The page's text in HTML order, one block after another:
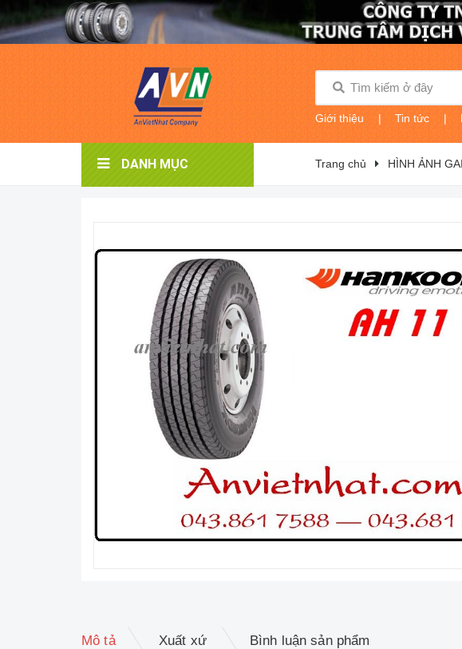
Giới thiệu | Tin tức |
DANH MỤC Trang chủ HÌNH ẢNH
Mô tả Xuất xứ Bình luận sản phẩm